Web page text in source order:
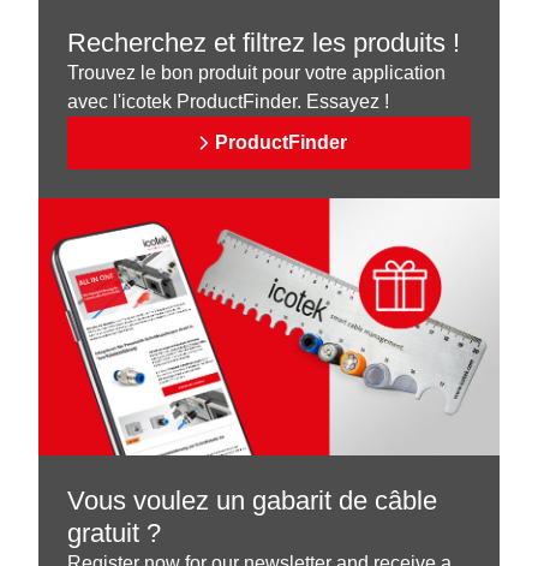
Recherchez et filtrez les produits !
Trouvez le bon produit pour votre application
avec l'icotek ProductFinder. Essayez !
ProductFinder
Vous voulez un gabarit de câble
gratuit ?